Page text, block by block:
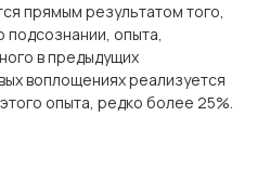
прямым результатом того,
подсознании, опыта,
в предыдущих
воплощениях реализуется
опыта, редко более 25%.